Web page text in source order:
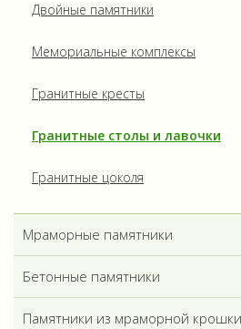
Двойные памятники
Мемориальные комплексы
Гранитные кресты
Гранитные столы и лавочки
Гранитные цоколя
Мраморные памятники
Бетонные памятники
Памятники из мраморной крошки